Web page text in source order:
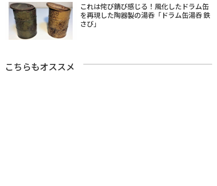
これは侘び錆び感じる！風化したドラム缶
を再現した陶器製の湯呑「ドラム缶湯呑 鉄
さび」
こちらもオススメ